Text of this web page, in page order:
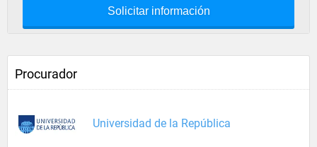
Solicitar información
Procurador
Universidad de la República